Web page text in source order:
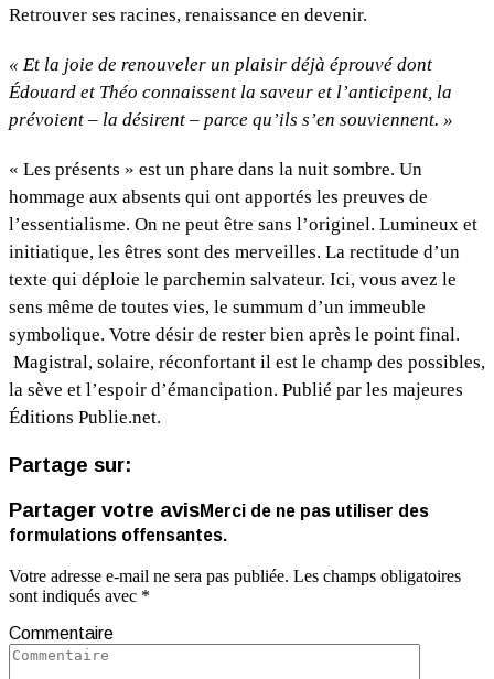
Retrouver ses racines, renaissance en devenir.
« Et la joie de renouveler un plaisir déjà éprouvé dont
Édouard et Théo connaissent la saveur et l’anticipent, la
prévoient – la désirent – parce qu’ils s’en souviennent. »
« Les présents » est un phare dans la nuit sombre. Un
hommage aux absents qui ont apportés les preuves de
l’essentialisme. On ne peut être sans l’originel. Lumineux et
initiatique, les êtres sont des merveilles. La rectitude d’un
texte qui déploie le parchemin salvateur. Ici, vous avez le
sens même de toutes vies, le summum d’un immeuble
symbolique. Votre désir de rester bien après le point final.
Magistral, solaire, réconfortant il est le champ des possibles,
la sève et l’espoir d’émancipation. Publié par les majeures
Éditions Publie.net.
Partage sur:
Partager votre avisMerci de ne pas utiliser des
formulations offensantes.
Votre adresse e-mail ne sera pas publiée. Les champs obligatoires
sont indiqués avec *
Commentaire